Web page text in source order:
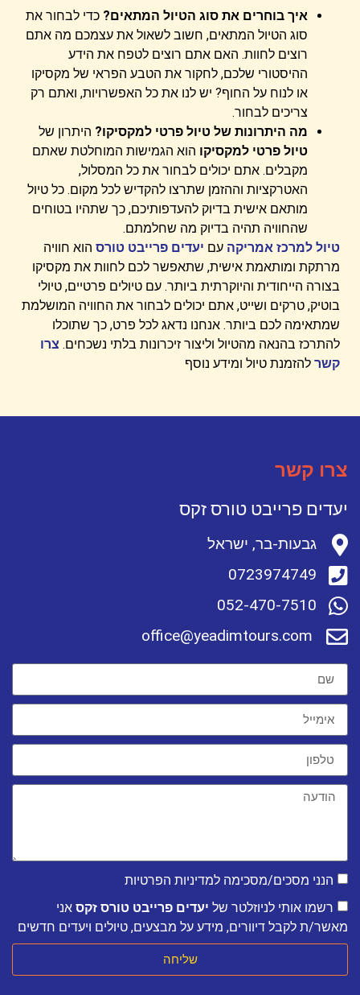
איך בוחרים את סוג הטיול המתאים? כדי לבחור את
סוג הטיול המתאים, חשוב לשאול את עצמכם מה אתם
רוצים לחוות. האם אתם רוצים לטפח את הידע
ההיסטורי שלכם, לחקור את הטבע הפראי של מקסיקו
או לנוח על החוף? יש לנו את כל האפשרויות, ואתם רק
צריכים לבחור.
מה היתרונות של טיול פרטי למקסיקו? היתרון של
טיול פרטי למקסיקו הוא הגמישות המוחלטת שאתם
מקבלים. אתם יכולים לבחור את כל המסלול,
האטרקציות וההזמן שתרצו להקדיש לכל מקום. כל טיול
מותאם אישית בדיוק להעדפותיכם, כך שתהיו בטוחים
שהחוויה תהיה בדיוק מה שחלמתם.
טיול למרכז אמריקה עם יעדים פרייבט טורס הוא חוויה
מרתקת ומותאמת אישית, שתאפשר לכם לחוות את מקסיקו
בצורה הייחודית והיוקרתית ביותר. עם טיולים פרטיים, טיולי
בוטיק, טרקים ושייט, אתם יכולים לבחור את החוויה המושלמת
שמתאימה לכם ביותר. אנחנו נדאג לכל פרט, כך שתוכלו
להתרכז בהנאה מהטיול וליצור זיכרונות בלתי נשכחים. צרו
קשר להזמנת טיול ומידע נוסף
צרו קשר
יעדים פרייבט טורס זקס
גבעות-בר, ישראל
0723974749
052-470-7510
הנני מסכים/מסכימה למדיניות הפרטיות
רשמו אותי לניוזלטר של יעדים פרייבט טורס זקס אני
מאשר/ת לקבל דיוורים, מידע על מבצעים, טיולים ויעדים חדשים
שליחה